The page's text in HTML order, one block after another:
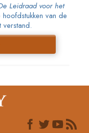
Leidraad voor het
van de
verstand.